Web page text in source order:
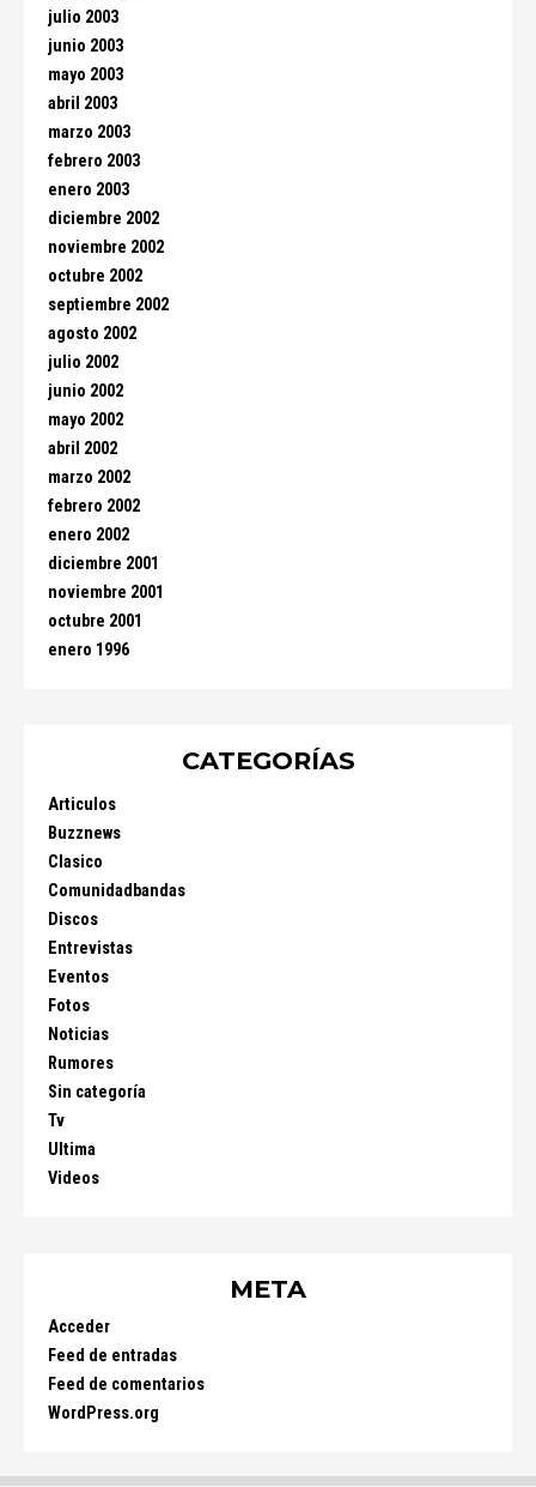
julio 2003
junio 2003
mayo 2003
abril 2003
marzo 2003
febrero 2003
enero 2003
diciembre 2002
noviembre 2002
octubre 2002
septiembre 2002
agosto 2002
julio 2002
junio 2002
mayo 2002
abril 2002
marzo 2002
febrero 2002
enero 2002
diciembre 2001
noviembre 2001
octubre 2001
enero 1996
CATEGORÍAS
Articulos
Buzznews
Clasico
Comunidadbandas
Discos
Entrevistas
Eventos
Fotos
Noticias
Rumores
Sin categoría
Tv
Ultima
Videos
META
Acceder
Feed de entradas
Feed de comentarios
WordPress.org